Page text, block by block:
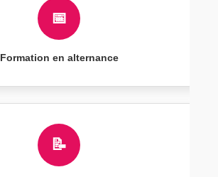
📅
Formation en alternance
📝